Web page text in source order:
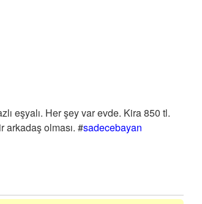
eşyalı. Her şey var evde. Kira 850 tl.
arkadaş olması. #sadecebayan